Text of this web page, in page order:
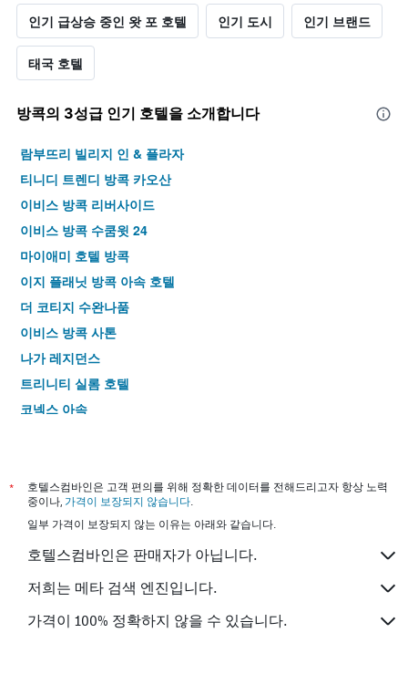
인기 급상승 중인 왓 포 호텔 인기 도시 인기 브랜드
태국 호텔
방콕​의 3​성급 인기 호텔을 소개합니다
람부뜨리 빌리지 인 & 플라자
티니디 트렌디 방콕 카오산
이비스 방콕 리버사이드
이비스 방콕 수쿰윗 24
마이애미 호텔 방콕
이지 플래닛 방콕 아속 호텔
더 코티지 수완나품
이비스 방콕 사톤
나가 레지던스
트리니티 실롬 호텔
코넥스 아속
카오산 팰리스 호텔
그랜드 비즈니스 인
베스트 컴포트 레지던셜 호텔
난다 헤리티지 호텔
수쿰윗 스위트 호텔
*
호텔스컴바인은 고객 편의를 위해 정확한 데이터를 전해드리고자 항상 노력
중이나, 가격이 보장되지 않습니다.
일부 가격이 보장되지 않는 이유는 아래와 같습니다.
호텔스컴바인은 판매자가 아닙니다.
저희는 메타 검색 엔진입니다.
가격이 100% 정확하지 않을 수 있습니다.